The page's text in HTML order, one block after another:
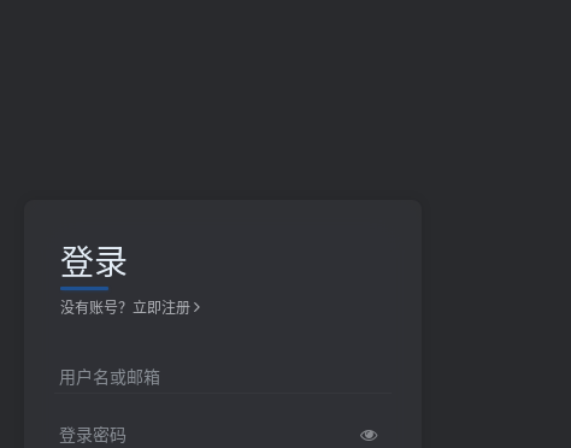
登录
没有账号？立即注册
用户名或邮箱
登录密码